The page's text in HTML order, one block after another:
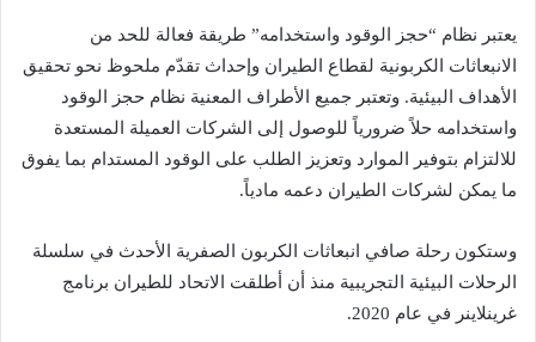
يعتبر نظام “حجز الوقود واستخدامه” طريقة فعالة للحد من
الانبعاثات الكربونية لقطاع الطيران وإحداث تقدّم ملحوظ نحو تحقيق
الأهداف البيئية. وتعتبر جميع الأطراف المعنية نظام حجز الوقود
واستخدامه حلاً ضرورياً للوصول إلى الشركات العميلة المستعدة
للالتزام بتوفير الموارد وتعزيز الطلب على الوقود المستدام بما يفوق
ما يمكن لشركات الطيران دعمه مادياً.
وستكون رحلة صافي انبعاثات الكربون الصفرية الأحدث في سلسلة
الرحلات البيئية التجريبية منذ أن أطلقت الاتحاد للطيران برنامج
غرينلاينر في عام 2020.